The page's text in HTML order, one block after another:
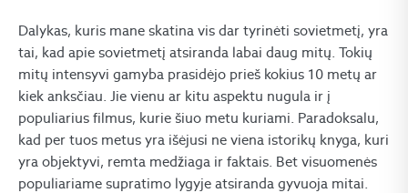
Dalykas, kuris mane skatina vis dar tyrinėti sovietmetį, yra
tai, kad apie sovietmetį atsiranda labai daug mitų. Tokių
mitų intensyvi gamyba prasidėjo prieš kokius 10 metų ar
kiek anksčiau. Jie vienu ar kitu aspektu nugula ir į
populiarius filmus, kurie šiuo metu kuriami. Paradoksalu,
kad per tuos metus yra išėjusi ne viena istorikų knyga, kuri
yra objektyvi, remta medžiaga ir faktais. Bet visuomenės
populiariame supratimo lygyje atsiranda gyvuoja mitai.